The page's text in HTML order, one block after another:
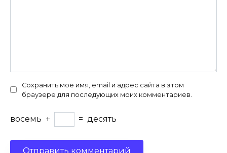
Сохранить моё имя, email и адрес сайта в этом
браузере для последующих моих комментариев.
восемь + = десять